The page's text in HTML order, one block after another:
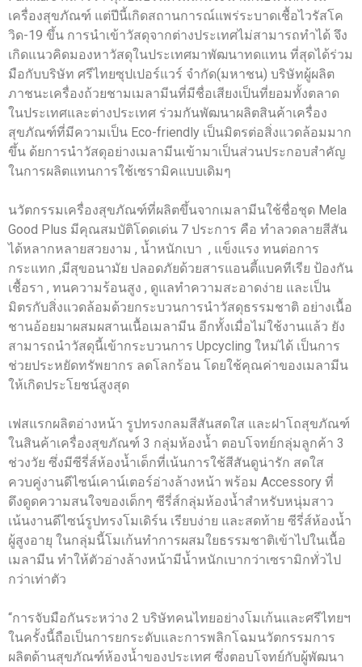
เครื่องสุขภัณฑ์ แต่ปีนี้เกิดสถานการณ์แพร่ระบาดเชื้อไวรัสโค
วิด-19 ขึ้น การนำเข้าวัสดุจากต่างประเทศไม่สามารถทำได้ จึง
เกิดแนวคิดมองหาวัสดุในประเทศมาพัฒนาทดแทน ที่สุดได้ร่วม
มือกับบริษัท ศรีไทยซุปเปอร์แวร์ จำกัด(มหาชน) บริษัทผู้ผลิต
ภาชนะเครื่องถ้วยชามเมลามีนที่มีชื่อเสียงเป็นที่ยอมทั้งตลาด
ในประเทศและต่างประเทศ ร่วมกันพัฒนาผลิตสินค้าเครื่อง
สุขภัณฑ์ที่มีความเป็น Eco-friendly เป็นมิตรต่อสิ่งแวดล้อมมาก
ขึ้น ด้ยการนำวัสดุอย่างเมลามีนเข้ามาเป็นส่วนประกอบสำคัญ
ในการผลิตแทนการใช้เซรามิคแบบเดิมๆ
นวัตกรรมเครื่องสุขภัณฑ์ที่ผลิตขึ้นจากเมลามีนใช้ชื่อชุด Mela
Good Plus มีคุณสมบัติโดดเด่น 7 ประการ คือ ทำลวดลายสีสัน
ได้หลากหลายสวยงาม , น้ำหนักเบา , แข็งแรง ทนต่อการ
กระแทก ,มีสุขอนามัย ปลอดภัยด้วยสารแอนตี้แบคทีเรีย ป้องกัน
เชื้อรา , ทนความร้อนสูง , ดูแลทำความสะอาดง่าย และเป็น
มิตรกับสิ่งแวดล้อมด้วยกระบวนการนำวัสดุธรรมชาติ อย่างเนื้อ
ชานอ้อยมาผสมผสานเนื้อเมลามีน อีกทั้งเมื่อไม่ใช้งานแล้ว ยัง
สามารถนำวัสดุนี้เข้ากระบวนการ Upcycling ใหม่ได้ เป็นการ
ช่วยประหยัดทรัพยากร ลดโลกร้อน โดยใช้คุณค่าของเมลามีน
ให้เกิดประโยชน์สูงสุด
เฟสแรกผลิตอ่างหน้า รูปทรงกลมสีสันสดใส และฝาโถสุขภัณฑ์
ในสินค้าเครื่องสุขภัณฑ์ 3 กลุ่มห้องน้ำ ตอบโจทย์กลุ่มลูกค้า 3
ช่วงวัย ซึ่งมีซีรี่ส์ห้องน้ำเด็กที่เน้นการใช้สีสันดูน่ารัก สดใส
ควบคู่งานดีไซน์เคาน์เตอร์อ่างล้างหน้า พร้อม Accessory ที่
ดึงดูดความสนใจของเด็กๆ ซีรี่ส์กลุ่มห้องน้ำสำหรับหนุ่มสาว
เน้นงานดีไซน์รูปทรงโมเดิร์น เรียบง่าย และสดท้าย ซีรี่ส์ห้องน้ำ
ผู้สูงอายุ ในกลุ่มนี้โมเก้นทำการผสมใยธรรมชาติเข้าไปในเนื้อ
เมลามีน ทำให้ตัวอ่างล้างหน้ามีน้ำหนักเบากว่าเซรามิกทั่วไป
กว่าเท่าตัว
“การจับมือกันระหว่าง 2 บริษัทคนไทยอย่างโมเก้นและศรีไทยฯ
ในครั้งนี้ถือเป็นการยกระดับและการพลิกโฉมนวัตกรรมการ
ผลิตด้านสุขภัณฑ์ห้องน้ำของประเทศ ซึ่งตอบโจทย์กับผู้พัฒนา